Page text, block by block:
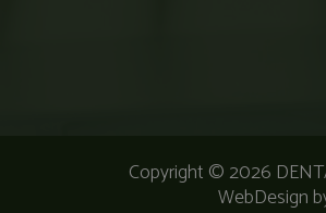
Copyright © 2026
WebDesign